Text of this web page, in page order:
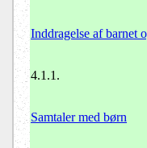
Inddragelse af barnet
4.1.1.
Samtaler med børn